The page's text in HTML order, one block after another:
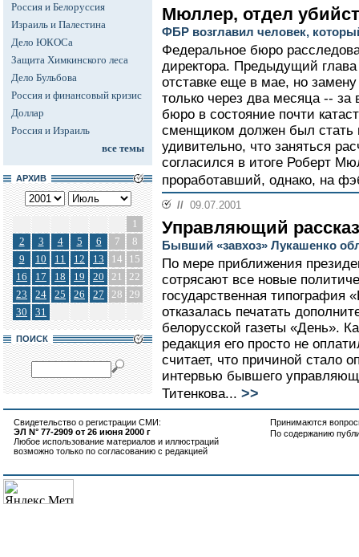
Россия и Белоруссия
Израиль и Палестина
Дело ЮКОСа
Защита Химкинского леса
Дело Бульбова
Россия и финансовый кризис
Доллар
Россия и Израиль
все темы
АРХИВ
1
2
3 4 5 6 7
8
9
10 11 12 13 14
15
16
17 18 19 20 21
22
23
24 25 26 27 28 29
30
31
ПОИСК
Мюллер, отдел
ФБР возглавил человек,
Федеральное бюро
директора. Предыдущий
отставке еще в мае, но
только через два месяца --
бюро в состояние почти
сменщиком должен был стать
удивительно, что заняться
согласился в итоге Роберт
проработавший, однако, на
// 09.07.2001
Управляющий
Бывший «завхоз» Лукашенко
По мере приближения
сотрясают все новые
государственная типография
отказалась печатать
белорусской газеты «День».
редакция его просто не
считает, что причиной стало
интервью бывшего
Титенкова... >>
Свидетельство о регистрации СМИ:
ЭЛ N° 77-2909 от 26 июня 2000 г
Любое использование материалов и иллюстраций
возможно только по согласованию с редакцией
Принимаются
По содержанию